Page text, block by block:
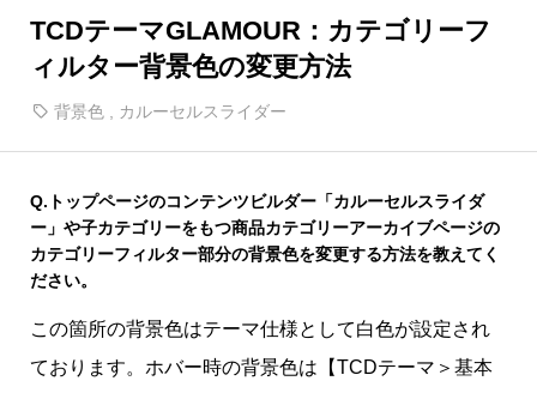
14
iframe 17
meta description 21
meta title 39
SNSアイコン
Welcart
ファイルの編集方法
アップデート情報
よくあるご質問
TCDテーマGLAMOUR：カテゴリーフ
ィルター背景色の変更方法
背景色 カルーセルスライダー
Q. トップページのコンテンツビルダー「カルーセルスライダ
ー」や子カテゴリーをもつ商品カテゴリーアーカイブページの
カテゴリーフィルター部分の背景色を変更する方法を教えてく
ださい。
この箇所の背景色はテーマ仕様として白色が設定され
ております。ホバー時の背景色は【TCDテーマ＞基本